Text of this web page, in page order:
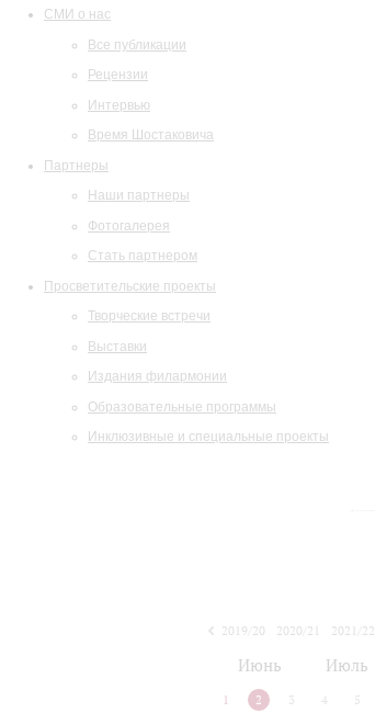
СМИ о нас
Все публикации
Рецензии
Интервью
Время Шостаковича
Партнеры
Наши партнеры
Фотогалерея
Стать партнером
Просветительские проекты
Творческие встречи
Выставки
Издания филармонии
Образовательные программы
Инклюзивные и специальные проекты
2019/20
2020/21 2021/22
Июнь Июль
1 2 3 4 5